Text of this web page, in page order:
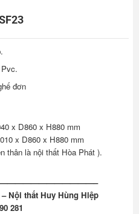
đơn
D860 x H880 mm
D860 x H880 mm
thân là nội thất Hòa Phát ).
Nội thất Huy Hùng Hiệp
281